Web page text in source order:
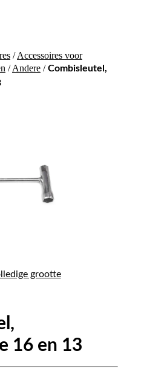
/Accessoires voor
/Andere /Combisleutel,
grootte
16 en 13